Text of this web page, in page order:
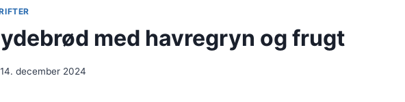
med havregryn og frugt
14. december 2024